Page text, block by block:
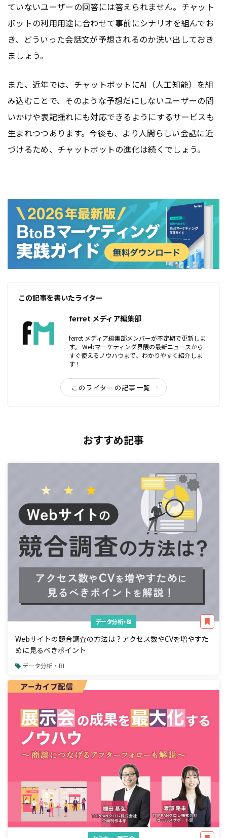
ていないユーザーの回答には答えられません。チャット
ボットの利用用途に合わせて事前にシナリオを組んでお
き、どういった会話文が予想されるのか洗い出しておき
ましょう。
また、近年では、チャットボットにAI（人工知能）を組
み込むことで、そのような予想だにしないユーザーの問
いかけや表記揺れにも対応できるようにするサービスも
生まれつつあります。今後も、より人間らしい会話に近
づけるため、チャットボットの進化は続くでしょう。
この記事を書いたライター
ferret メディア編集部
ferret メディア編集部メンバーが不定期で更新しま
す。 Webマーケティング界隈の最新ニュースから
すぐ使えるノウハウまで、わかりやすく紹介しま
す！
このライターの記事一覧
おすすめ記事
データ分析・BI
Webサイトの競合調査の方法は？アクセス数やCVを増やすた
めに見るべきポイント
データ分析・BI